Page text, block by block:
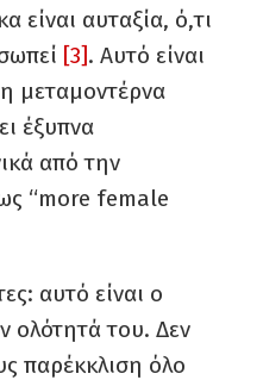
είναι αυταξία, ό,τι
[3]. Αυτό είναι
μεταμοντέρνα
έξυπνα
από την
“more female
αυτό είναι ο
ολότητά του. Δεν
παρέκκλιση όλο